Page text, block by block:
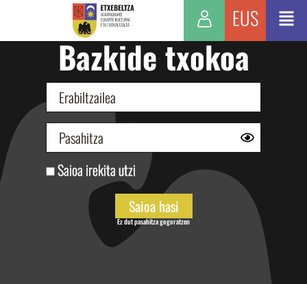
EUS
Bazkide txokoa
Saioa irekita utzi
Ez dut pasahitza gogoratzen